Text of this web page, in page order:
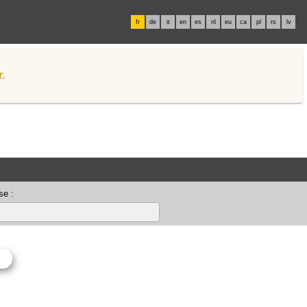
fr de it en es nl eu ca pl rs lv
: